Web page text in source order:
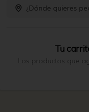
¿Dónde quieres
Tu
Los productos que